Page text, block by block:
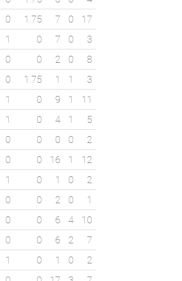
0 1.75 7 0
17
1 0 7 0
3
0 0 2 0
8
0 1.75 1 1
3
1 0 9 1
11
1 0 4 1
5
0 0 0 0
2
0 0 16 1
12
1 0 1 0
2
0 0 2 0
1
0 0 6 4
10
0 0 6 2
7
1 0 1 0
2